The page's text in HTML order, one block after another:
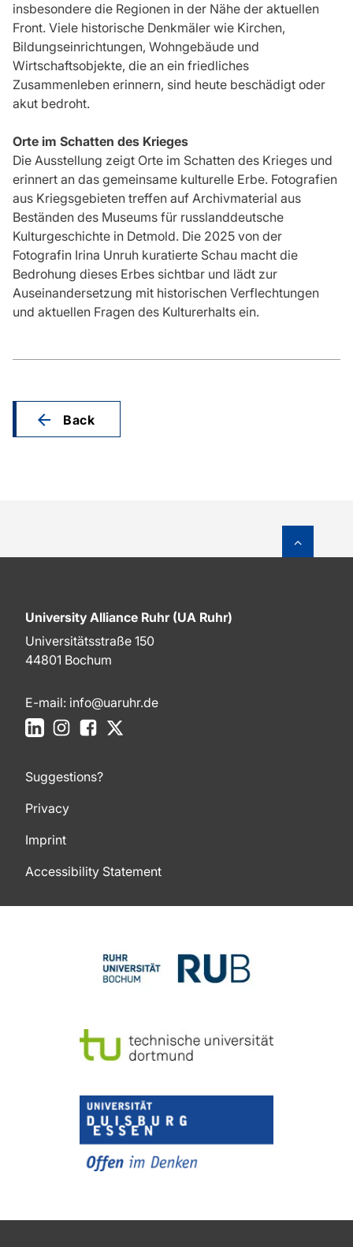
insbesondere die Regionen in der Nähe der aktuellen
Front. Viele historische Denkmäler wie Kirchen,
Bildungseinrichtungen, Wohngebäude und
Wirtschaftsobjekte, die an ein friedliches
Zusammenleben erinnern, sind heute beschädigt oder
akut bedroht.
Orte im Schatten des Krieges
Die Ausstellung zeigt Orte im Schatten des Krieges und
erinnert an das gemeinsame kulturelle Erbe. Fotografien
aus Kriegsgebieten treffen auf Archivmaterial aus
Beständen des Museums für russlanddeutsche
Kulturgeschichte in Detmold. Die 2025 von der
Fotografin Irina Unruh kuratierte Schau macht die
Bedrohung dieses Erbes sichtbar und lädt zur
Auseinandersetzung mit historischen Verflechtungen
und aktuellen Fragen des Kulturerhalts ein.
Back
University Alliance Ruhr (UA Ruhr)
Universitätsstraße 150
44801 Bochum
E-mail: info@uaruhr.de
LinkedInInstagramFacebook
Suggestions?
Privacy
Imprint
Accessibility Statement